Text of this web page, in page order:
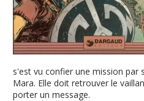
s'est vu confier une mission par
Mara. Elle doit retrouver le
porter un message.